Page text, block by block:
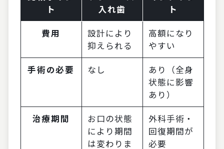
ト
入れ歯
ト
費用
設計により
抑えられる
高額になり
やすい
手術の必要
なし
あり（全身
状態に影響
あり）
治療期間
お口の状態
により期間
は変わりま
外科手術・
回復期間が
必要